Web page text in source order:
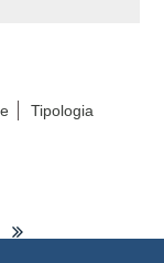
Tipologia